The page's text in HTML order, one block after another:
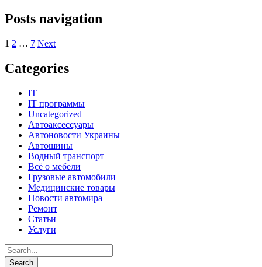
Posts navigation
1 2 … 7 Next
Categories
IT
IT программы
Uncategorized
Автоаксессуары
Автоновости Украины
Автошины
Водный транспорт
Всё о мебели
Грузовые автомобили
Медицинские товары
Новости автомира
Ремонт
Статьи
Услуги